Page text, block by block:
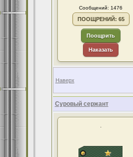
Сообщений: 1476
ПООЩРЕНИЙ: 65
Поощрить
Наказать
Наверх
Суровый сержант
.